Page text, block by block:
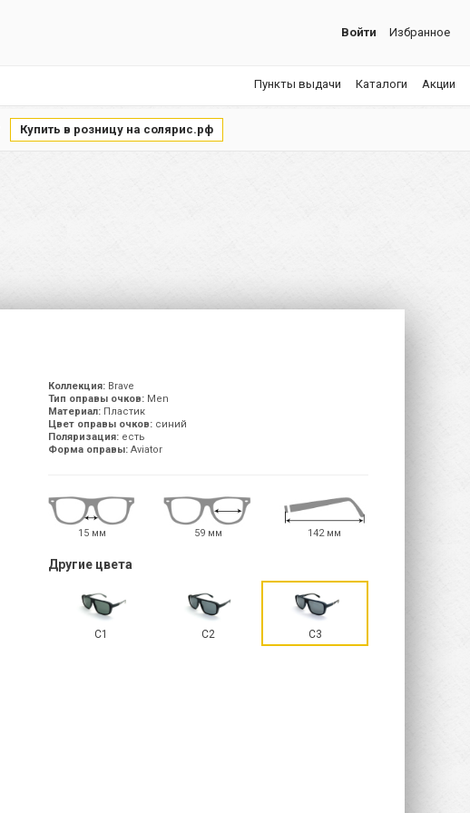
Войти Избранное
Пункты выдачи Каталоги Акции
Купить в розницу на солярис.рф
Коллекция:Brave
Тип оправы очков:Men
Материал:Пластик
Цвет оправы очков:синий
Поляризация:есть
Форма оправы:Aviator
15 мм 59 мм 142 мм
Другие цвета
C1 C2 C3